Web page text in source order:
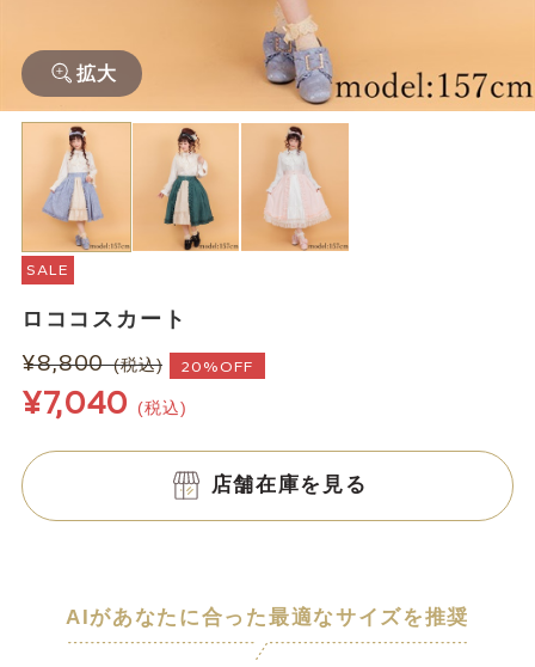
拡大
SALE
ロココスカート
¥8,800 (税込) 20%OFF
¥7,040 (税込)
店舗在庫を見る
AIがあなたに合った最適なサイズを推奨